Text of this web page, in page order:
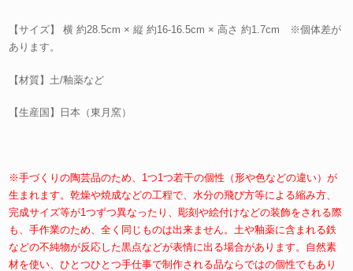
【サイズ】 横 約28.5cm × 縦 約16-16.5cm × 高さ 約1.7cm ※個体差が
あります。
【材質】土/釉薬など
【生産国】日本（東月窯）
※手づくりの陶芸品のため、1つ1つ若干の個性（形や色などの違い）が
生まれます。乾燥や焼成などの工程で、水分の飛び方等による縮み方、
完成サイズ等が1つずつ異なったり、彫刻や絵付けなどの装飾をされる際
も、手作業のため、全く同じものは出来ません。土や釉薬に含まれる鉄
などの不純物が反応した黒点などが表情に出る場合があります。自然素
材を使い、ひとつひとつ手仕事で制作される品ならではの個性でもあり